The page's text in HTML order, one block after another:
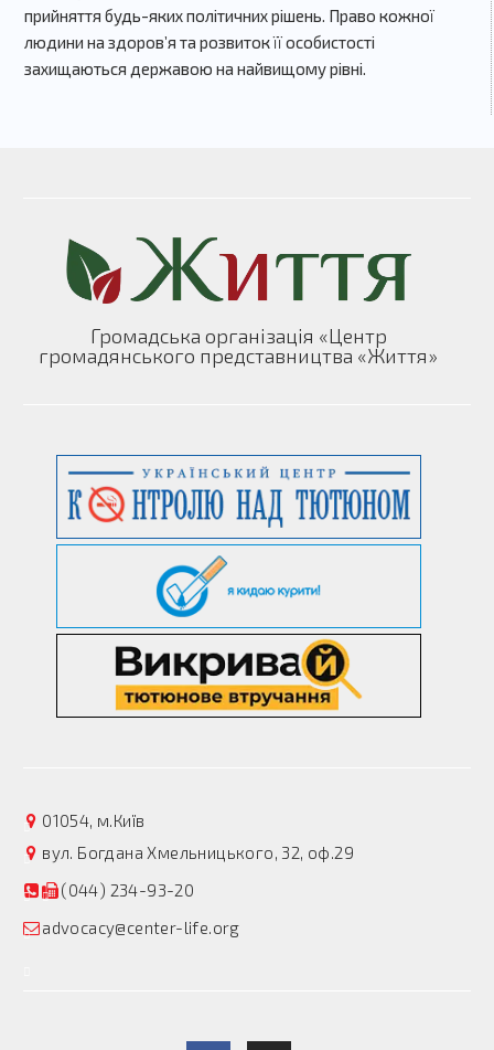
прийняття будь-яких політичних рішень. Право кожної
людини на здоров’я та розвиток її особистості
захищаються державою на найвищому рівні.
Громадська організація «Центр
громадянського представництва «Життя»
01054, м.Київ
вул. Богдана Хмельницького, 32, оф.29
(044) 234-93-20
advocacy@center-life.org